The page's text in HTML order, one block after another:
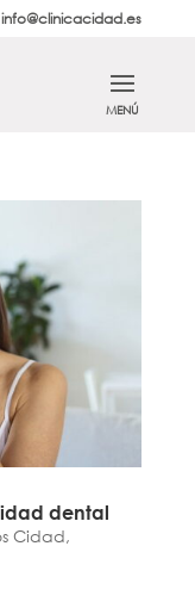
info@clinicacidad.es
dental
Cidad,